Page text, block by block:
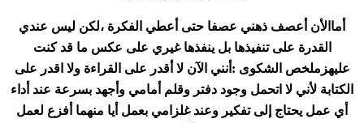
أماالأن أعصف ذهني عصفا حتى أعطي الفكرة ،لكن ليس عندي
القدرة على تنفيذها بل ينفذها غيري على عكس ما قد كنت
عليهزملخص الشكوى :أنني الآن لا أقدر على القراءة ولا اقدر على
الكتابة لأني لا اتحمل وجود دفتر وقلم أمامي وأجهد بسرعة عند أداء
أي عمل يحتاج إلى تفكير وعند غلزامي بعمل أيا منهما أفزع لعمل